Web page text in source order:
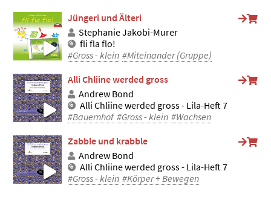
Jüngeri und Älteri
Stephanie Jakobi-Murer
fli fla flo!
#Gross - klein #Miteinander (Gruppe)
Alli Chliine werded gross
Andrew Bond
Alli Chliine werded gross - Lila-Heft 7
#Bauernhof #Gross - klein #Wachsen
Zabble und krabble
Andrew Bond
Alli Chliine werded gross - Lila-Heft 7
#Gross - klein #Körper + Bewegen